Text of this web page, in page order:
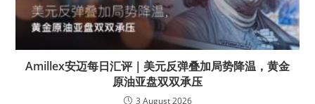
Amillex安迈每日汇评｜美元反弹叠加局势降温，黄金
原油亚盘双双承压
3 August 2026